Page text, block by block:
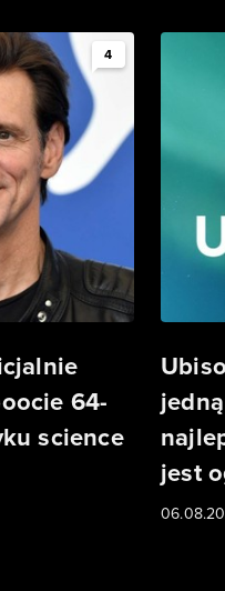
4
64-
science
jest